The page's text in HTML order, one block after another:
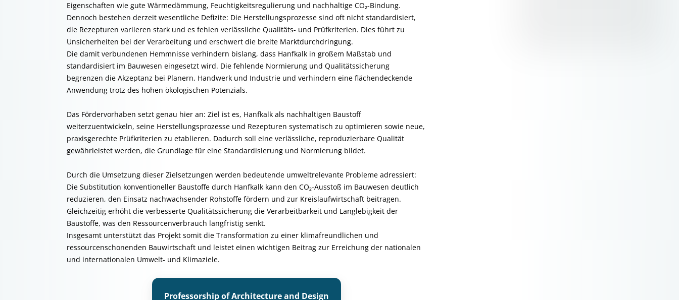
Eigenschaften wie gute Wärmedämmung, Feuchtigkeitsregulierung und nachhaltige CO₂-Bindung.
Dennoch bestehen derzeit wesentliche Defizite: Die Herstellungsprozesse sind oft nicht standardisiert,
die Rezepturen variieren stark und es fehlen verlässliche Qualitäts- und Prüfkriterien. Dies führt zu
Unsicherheiten bei der Verarbeitung und erschwert die breite Marktdurchdringung.
Die damit verbundenen Hemmnisse verhindern bislang, dass Hanfkalk in großem Maßstab und
standardisiert im Bauwesen eingesetzt wird. Die fehlende Normierung und Qualitätssicherung
begrenzen die Akzeptanz bei Planern, Handwerk und Industrie und verhindern eine flächendeckende
Anwendung trotz des hohen ökologischen Potenzials.
Das Fördervorhaben setzt genau hier an: Ziel ist es, Hanfkalk als nachhaltigen Baustoff
weiterzuentwickeln, seine Herstellungsprozesse und Rezepturen systematisch zu optimieren sowie neue,
praxisgerechte Prüfkriterien zu etablieren. Dadurch soll eine verlässliche, reproduzierbare Qualität
gewährleistet werden, die Grundlage für eine Standardisierung und Normierung bildet.
Durch die Umsetzung dieser Zielsetzungen werden bedeutende umweltrelevante Probleme adressiert:
Die Substitution konventioneller Baustoffe durch Hanfkalk kann den CO₂-Ausstoß im Bauwesen deutlich
reduzieren, den Einsatz nachwachsender Rohstoffe fördern und zur Kreislaufwirtschaft beitragen.
Gleichzeitig erhöht die verbesserte Qualitätssicherung die Verarbeitbarkeit und Langlebigkeit der
Baustoffe, was den Ressourcenverbrauch langfristig senkt.
Insgesamt unterstützt das Projekt somit die Transformation zu einer klimafreundlichen und
ressourcenschonenden Bauwirtschaft und leistet einen wichtigen Beitrag zur Erreichung der nationalen
und internationalen Umwelt- und Klimaziele.
Professorship of Architecture and Design